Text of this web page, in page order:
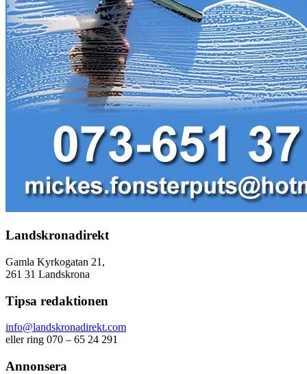
Landskronadirekt
Gamla Kyrkogatan 21,
261 31 Landskrona
Tipsa redaktionen
info@landskronadirekt.com
eller ring 070 – 65 24 291
Annonsera